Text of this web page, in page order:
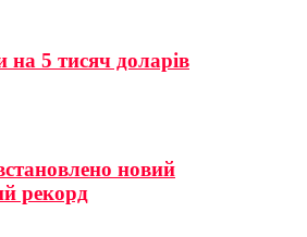
5 тисяч доларів
новий
рекорд